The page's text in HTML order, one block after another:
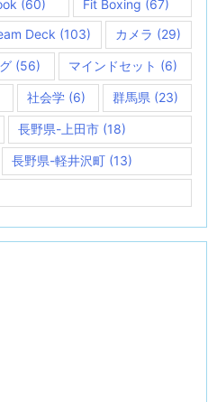
(60) Fit Boxing (67)
Deck (103) カメラ (29)
(56) マインドセット (6)
社会学(6) 群馬県 (23)
長野県-上田市(18)
長野県-軽井沢町 (13)